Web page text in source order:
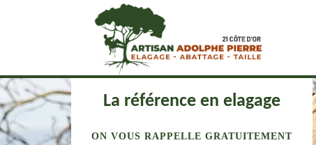
La référence en elagage
ON VOUS RAPPELLE GRATUITEMENT